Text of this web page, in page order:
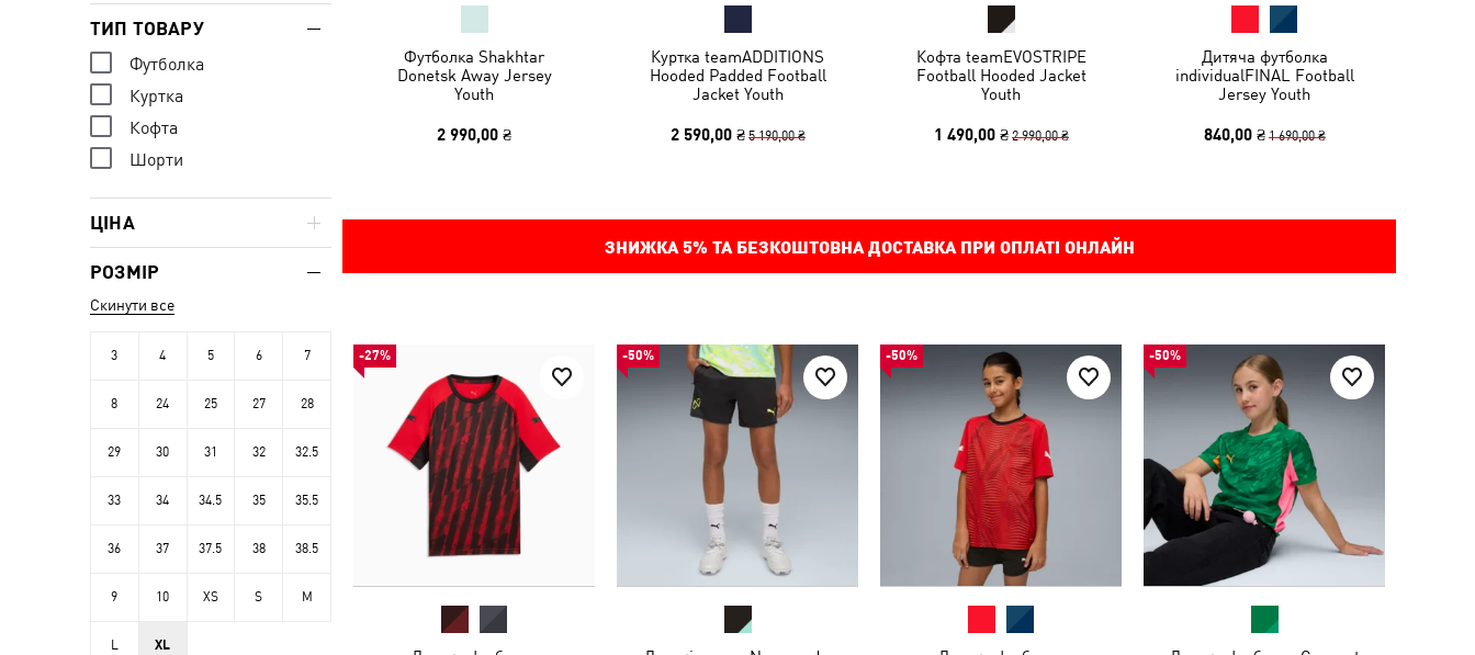
Футболка Shakhtar
Donetsk Away Jersey
Youth
2 990,00 ₴
Куртка teamADDITIONS
Hooded Padded Football
Jacket Youth
2 590,00 ₴ 5 190,00 ₴
Кофта teamEVOSTRIPE
Football Hooded Jacket
Youth
1 490,00 ₴ 2 990,00 ₴
Дитяча футболка
individualFINAL Football
Jersey Youth
840,00 ₴ 1 690,00 ₴
ЗНИЖКА 5% ТА БЕЗКОШТОВНА ДОСТАВКА ПРИ ОПЛАТІ ОНЛАЙН
-27% -50% -50% -50%
ТИП ТОВАРУ
Футболка
Куртка
Кофта
Шорти
ЦІНА
РОЗМІР
Скинути все
3 4 5 6 7
8 24 25 27 28
29 30 31 32 32.5
33 34 34.5 35 35.5
36 37 37.5 38 38.5
9 10 XS S M
L XL